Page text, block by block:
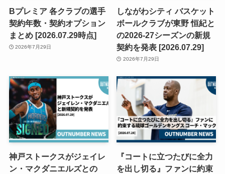
Bプレミア 各クラブの選手
契約年数・契約オプション
まとめ [2026.07.29時点]
2026年7月29日
しながわシティ バスケット
ボールクラブが東野 恒紀と
の2026-27シーズンの新規
契約を発表 [2026.07.29]
2026年7月29日
神戸ストークスがジェイレ
ン・マクダニエルズとの
『コートに立つたびに全力
を出し切る』ファンに約束